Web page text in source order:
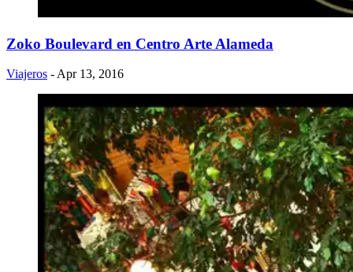
Zoko Boulevard en Centro Arte Alameda
Viajeros - Apr 13, 2016